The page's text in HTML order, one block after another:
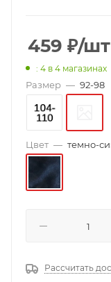
459 ₽/шт
: 4 в 4 магазинах
Размер — 92-98
Цвет — темно-
Рассчитать